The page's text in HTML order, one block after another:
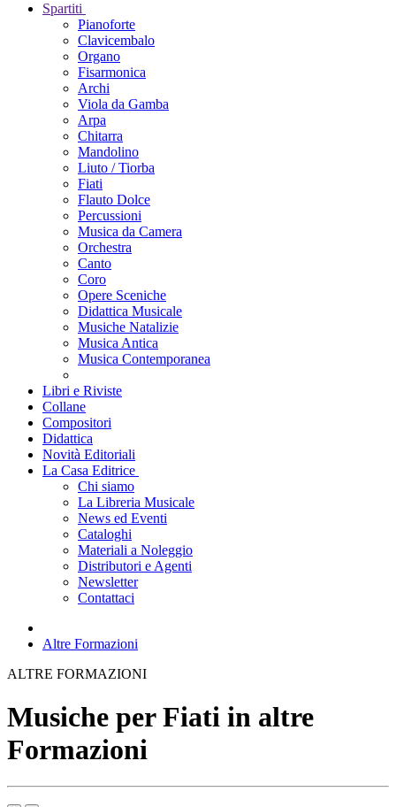
Spartiti
Pianoforte
Clavicembalo
Organo
Fisarmonica
Archi
Viola da Gamba
Arpa
Chitarra
Mandolino
Liuto / Tiorba
Fiati
Flauto Dolce
Percussioni
Musica da Camera
Orchestra
Canto
Coro
Opere Sceniche
Didattica Musicale
Musiche Natalizie
Musica Antica
Musica Contemporanea
Libri e Riviste
Collane
Compositori
Didattica
Novità Editoriali
La Casa Editrice
Chi siamo
La Libreria Musicale
News ed Eventi
Cataloghi
Materiali a Noleggio
Distributori e Agenti
Newsletter
Contattaci
Altre Formazioni
ALTRE FORMAZIONI
Musiche per Fiati in altre
Formazioni